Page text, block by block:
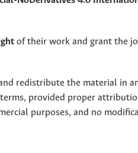
of their work and grant the
redistribute the material in
provided proper
purposes, and no